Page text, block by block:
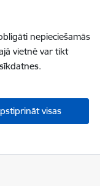
nepieciešamās
vietnē var tikt
visas